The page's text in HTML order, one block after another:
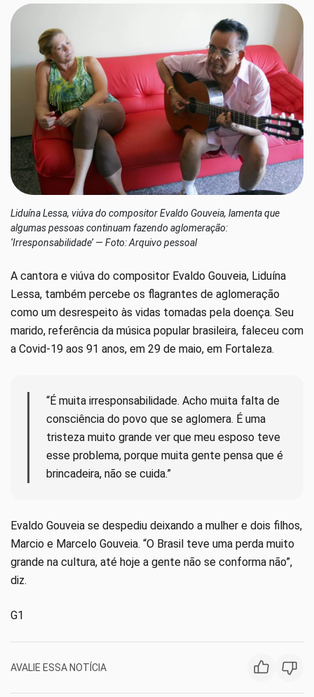
Liduína Lessa, viúva do compositor Evaldo Gouveia, lamenta que
algumas pessoas continuam fazendo aglomeração:
‘Irresponsabilidade’ — Foto: Arquivo pessoal
A cantora e viúva do compositor Evaldo Gouveia, Liduína
Lessa, também percebe os flagrantes de aglomeração
como um desrespeito às vidas tomadas pela doença. Seu
marido, referência da música popular brasileira, faleceu com
a Covid-19 aos 91 anos, em 29 de maio, em Fortaleza.
“É muita irresponsabilidade. Acho muita falta de
consciência do povo que se aglomera. É uma
tristeza muito grande ver que meu esposo teve
esse problema, porque muita gente pensa que é
brincadeira, não se cuida.”
Evaldo Gouveia se despediu deixando a mulher e dois filhos,
Marcio e Marcelo Gouveia. “O Brasil teve uma perda muito
grande na cultura, até hoje a gente não se conforma não”,
diz.
G1
AVALIE ESSA NOTÍCIA